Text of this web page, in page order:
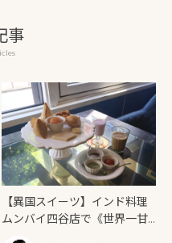
事
【異国スイーツ】インド料理
ムンバイ四谷店で《世界一甘
いインドアフタヌーンティ